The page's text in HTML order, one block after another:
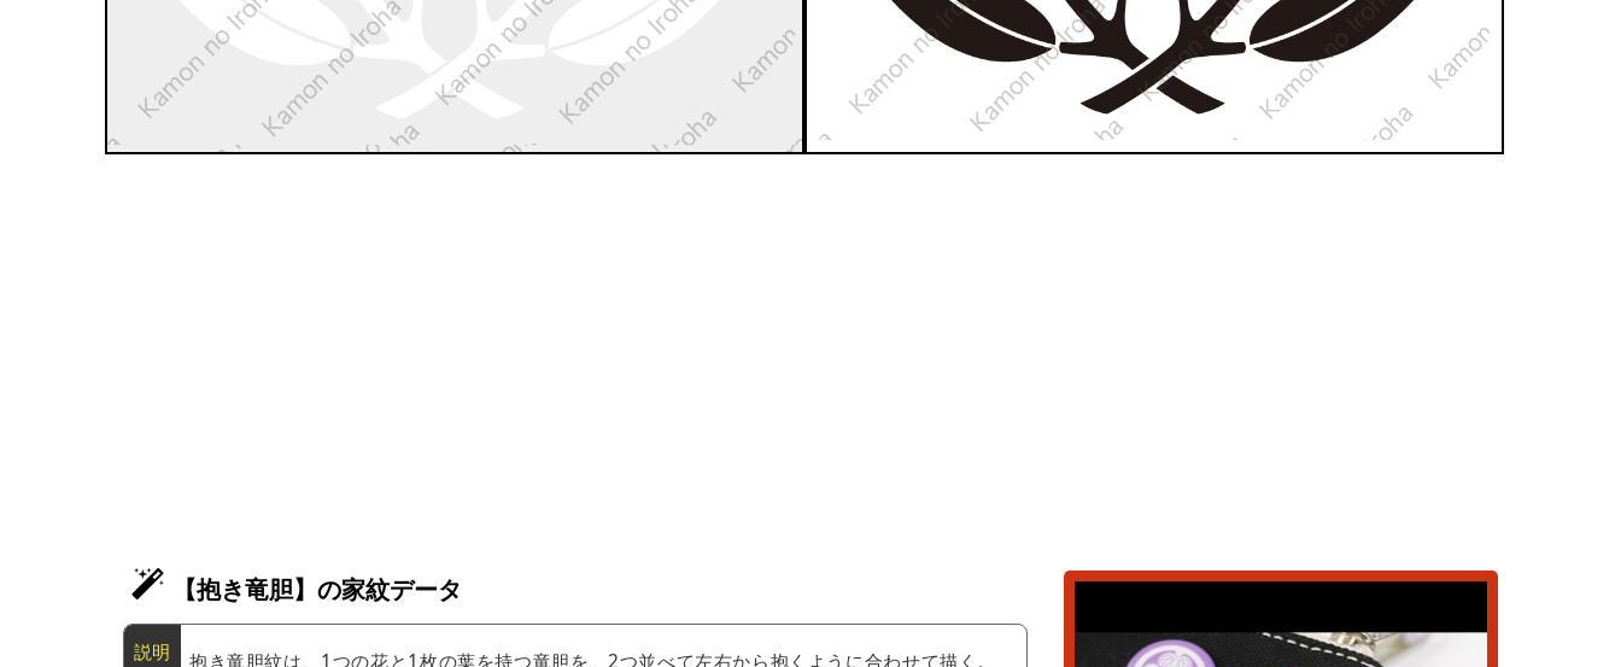
【抱き竜胆】の家紋データ
抱き竜胆紋は、1つの花と1枚の葉を持つ竜胆を、2つ並べて左右から抱くように合わせて描く。